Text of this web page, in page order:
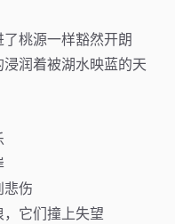
桃源一样豁然开朗
润着被湖水映蓝的天
伤
它们撞上失望